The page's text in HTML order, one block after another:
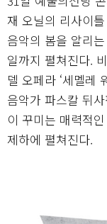
재 오닐의 리사이
음악의 봄을 알리
일까지 펼쳐진다.
델 오페라 ‘세멜레
음악가 파스칼 뒤
이 꾸미는 매력적
제하에 펼쳐진다.